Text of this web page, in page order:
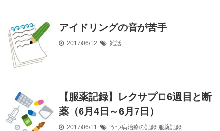
アイドリングの音が苦手
2017/06/12 雑話
【服薬記録】レクサプロ6週目と断
薬（6月4日～6月7日）
2017/06/11 うつ病治療の記録 服薬記録